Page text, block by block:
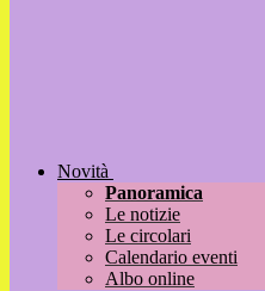
Novità
Panoramica
Le notizie
Le circolari
Calendario eventi
Albo online